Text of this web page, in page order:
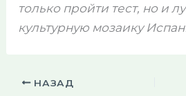
только пройти тест, но и
культурную мозаику
НАЗАД